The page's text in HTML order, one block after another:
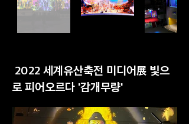
2022 세계유산축전 미디어展 빛으
로 피어오르다 '감개무량'